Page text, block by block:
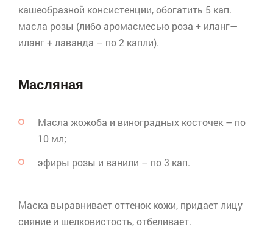
кашеобразной консистенции, обогатить 5 кап.
масла розы (либо аромасмесью роза + иланг—
иланг+ лаванда – по 2 капли).
Масляная
Масла жожоба и виноградных косточек – по
10 мл;
эфиры розы и ванили – по 3 кап.
Маска выравнивает оттенок кожи, придает лицу
сияние и шелковистость, отбеливает.